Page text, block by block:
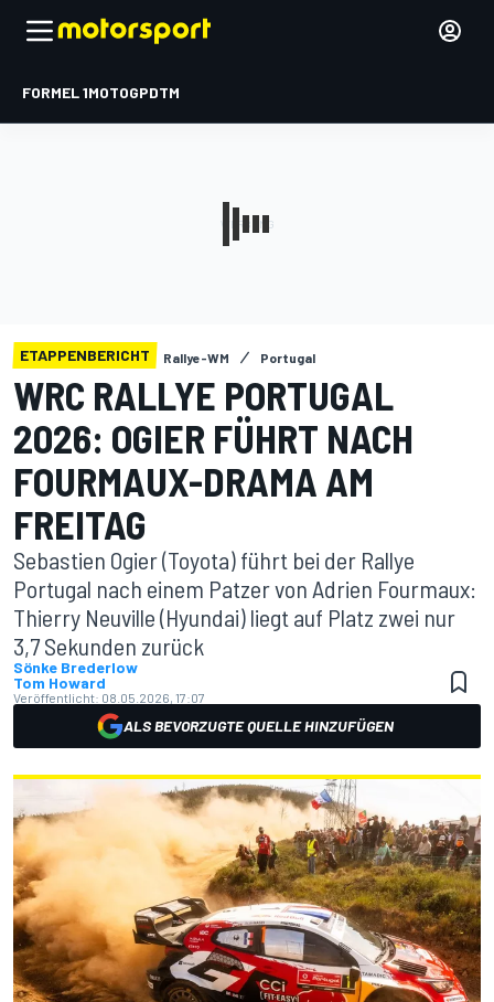
FORMEL 1MOTOGPDTM
ETAPPENBERICHT Rallye-WM Portugal
WRC RALLYE PORTUGAL
2026: OGIER FÜHRT NACH
FOURMAUX-DRAMA AM
FREITAG
Sebastien Ogier (Toyota) führt bei der Rallye
Portugal nach einem Patzer von Adrien Fourmaux:
Thierry Neuville (Hyundai) liegt auf Platz zwei nur
3,7 Sekunden zurück
Sönke Brederlow
Tom Howard
Veröffentlicht: 08.05.2026, 17:07
ALS BEVORZUGTE QUELLE HINZUFÜGEN